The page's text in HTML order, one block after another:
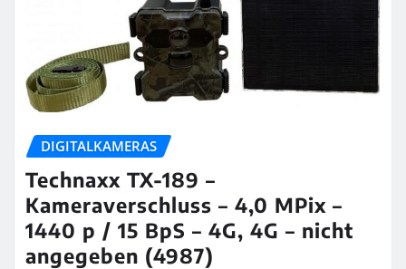
DIGITALKAMERAS
Technaxx TX-189 –
Kameraverschluss – 4,0 MPix –
1440 p / 15 BpS – 4G, 4G – nicht
angegeben (4987)